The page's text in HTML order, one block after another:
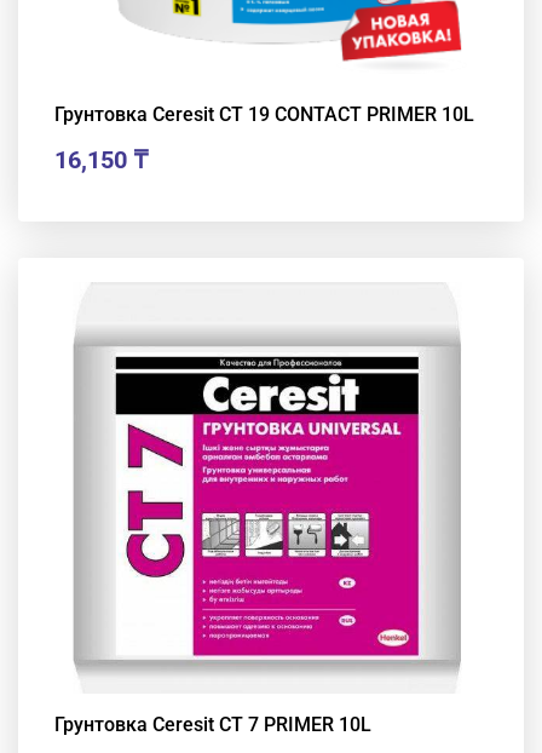
Грунтовка Ceresit CT 19 CONTACT PRIMER 10L
16,150 ₸
Грунтовка Ceresit CT 7 PRIMER 10L